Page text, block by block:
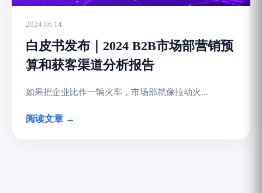
2024.06.14
白皮书发布｜2024 B2B市场部营销预
算和获客渠道分析报告
如果把企业比作一辆火车，市场部就像拉动火...
阅读文章 →